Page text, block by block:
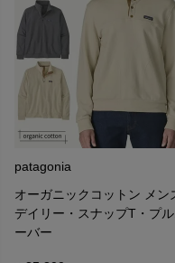
patagonia
オーガニックコットン メン
デイリー・スナップT・プ
ーバー